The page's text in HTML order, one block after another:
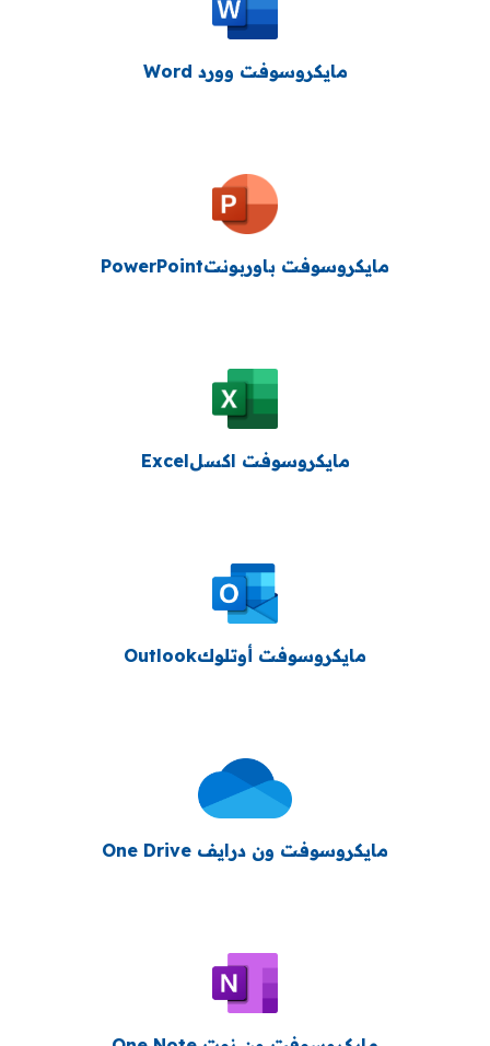
مايكروسوفت وورد Word
مايكروسوفت باوربونتPowerPoint
مايكروسوفت اكسلExcel
مايكروسوفت أوتلوكOutlook
مايكروسوفت ون درايف One Drive